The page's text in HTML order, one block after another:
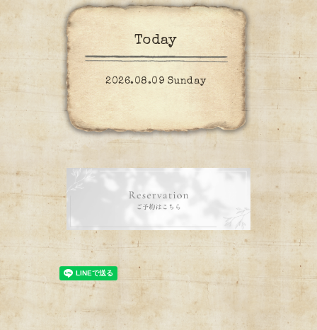
Today
2026.08.09 Sunday